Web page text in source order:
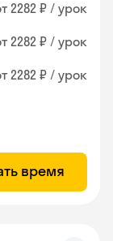
2282 ₽ / урок
2282 ₽ / урок
2282 ₽ / урок
время